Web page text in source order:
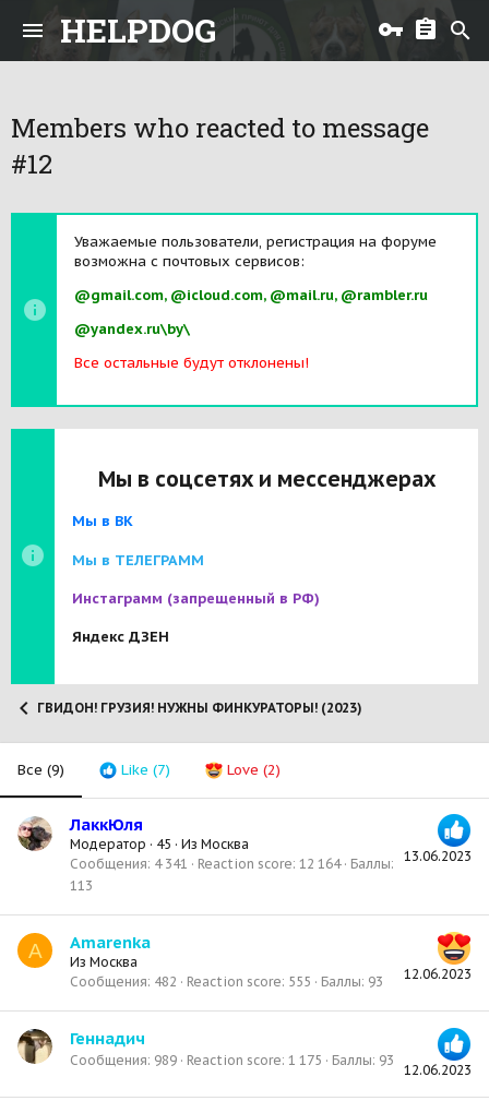
HELPDOG
Members who reacted to message
#12
Уважаемые пользователи, регистрация на форуме
возможна с почтовых сервисов:
@gmail.com, @icloud.com, @mail.ru, @rambler.ru
@yandex.ru\by\
Все остальные будут отклонены!
Мы в соцсетях и мессенджерах
Мы в ВК
Мы в ТЕЛЕГРАММ
Инстаграмм (запрещенный в РФ)
Яндекс ДЗЕН
ГВИДОН! ГРУЗИЯ! НУЖНЫ ФИНКУРАТОРЫ! (2023)
Все (9) Like (7) Love (2)
13.06.2023
ЛаккЮля
Модератор · 45 · Из Москва
Сообщения 4 341 Reaction score 12 164
Баллы
113
A
12.06.2023
Amarenka
Из Москва
Сообщения 482 Reaction score 555 Баллы 93
12.06.2023
Геннадич
Сообщения 989 Reaction score 1 175 Баллы 93